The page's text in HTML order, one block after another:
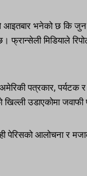
आइतबार भनेको छ कि
मिडियाले
पत्रकार, पर्यटक
उडाएकोमा जवाफी
पेरिसको आलोचना र